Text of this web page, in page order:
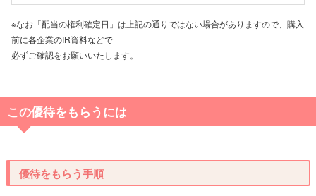
※なお「配当の権利確定日」は上記の通りではない場合がありますので、購入
前に各企業のIR資料などで
必ずご確認をお願いいたします。
この優待をもらうには
優待をもらう手順